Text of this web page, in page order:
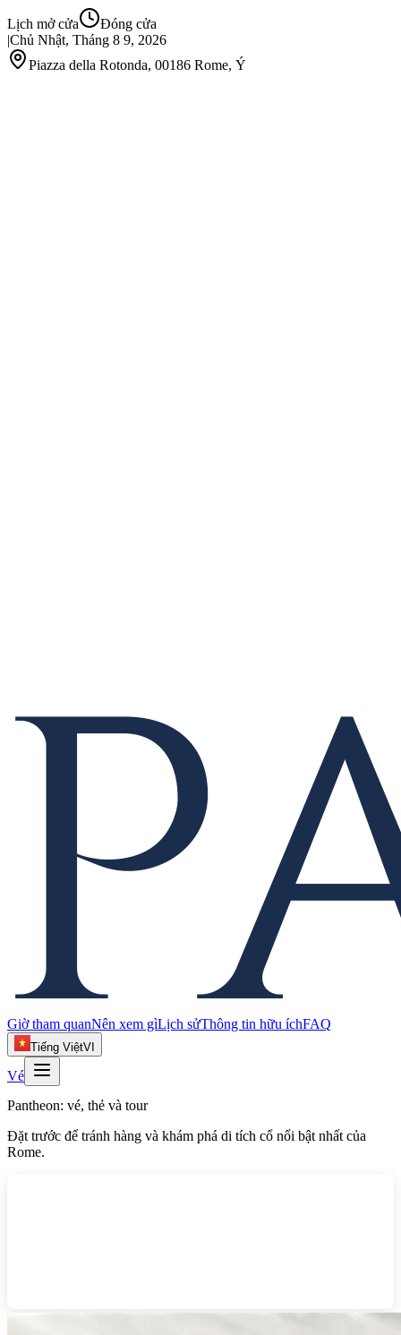
Lịch mở cửa
Đóng cửa
|Chủ Nhật, Tháng 8 9, 2026
Piazza della Rotonda, 00186 Rome, Ý
Giờ tham quanNên xem gìLịch sửThông tin hữu íchFAQ
Tiếng ViệtVI
Vé
Pantheon: vé, thẻ và tour
Đặt trước để tránh hàng và khám phá di tích cổ nổi bật nhất của
Rome.